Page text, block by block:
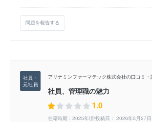
問題を報告する
アリナミンファーマテック株式会社の口コミ・
社員、管理職の魅力
1.0
在籍時期：2025年頃/投稿日： 2026年5月27日